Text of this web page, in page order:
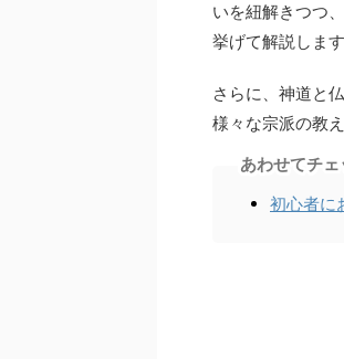
いを紐解きつつ
挙げて解説します
さらに、神道と
様々な宗派の教
あわせてチェ
初心者に